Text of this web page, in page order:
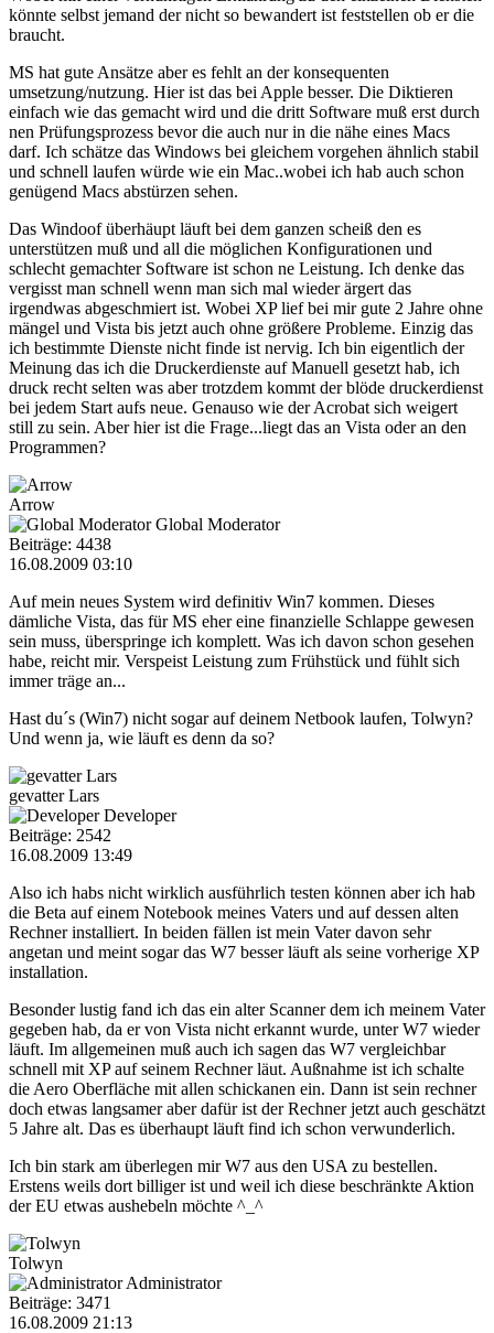
könnte selbst jemand der nicht so bewandert ist feststellen ob er die
braucht.
MS hat gute Ansätze aber es fehlt an der konsequenten
umsetzung/nutzung. Hier ist das bei Apple besser. Die Diktieren
einfach wie das gemacht wird und die dritt Software muß erst durch
nen Prüfungsprozess bevor die auch nur in die nähe eines Macs
darf. Ich schätze das Windows bei gleichem vorgehen ähnlich stabil
und schnell laufen würde wie ein Mac..wobei ich hab auch schon
genügend Macs abstürzen sehen.
Das Windoof überhäupt läuft bei dem ganzen scheiß den es
unterstützen muß und all die möglichen Konfigurationen und
schlecht gemachter Software ist schon ne Leistung. Ich denke das
vergisst man schnell wenn man sich mal wieder ärgert das
irgendwas abgeschmiert ist. Wobei XP lief bei mir gute 2 Jahre ohne
mängel und Vista bis jetzt auch ohne größere Probleme. Einzig das
ich bestimmte Dienste nicht finde ist nervig. Ich bin eigentlich der
Meinung das ich die Druckerdienste auf Manuell gesetzt hab, ich
druck recht selten was aber trotzdem kommt der blöde druckerdienst
bei jedem Start aufs neue. Genauso wie der Acrobat sich weigert
still zu sein. Aber hier ist die Frage...liegt das an Vista oder an den
Programmen?
Arrow
Global Moderator
Beiträge: 4438
16.08.2009 03:10
Auf mein neues System wird definitiv Win7 kommen. Dieses
dämliche Vista, das für MS eher eine finanzielle Schlappe gewesen
sein muss, überspringe ich komplett. Was ich davon schon gesehen
habe, reicht mir. Verspeist Leistung zum Frühstück und fühlt sich
immer träge an...
Hast du´s (Win7) nicht sogar auf deinem Netbook laufen, Tolwyn?
Und wenn ja, wie läuft es denn da so?
gevatter Lars
Developer
Beiträge: 2542
16.08.2009 13:49
Also ich habs nicht wirklich ausführlich testen können aber ich hab
die Beta auf einem Notebook meines Vaters und auf dessen alten
Rechner installiert. In beiden fällen ist mein Vater davon sehr
angetan und meint sogar das W7 besser läuft als seine vorherige XP
installation.
Besonder lustig fand ich das ein alter Scanner dem ich meinem Vater
gegeben hab, da er von Vista nicht erkannt wurde, unter W7 wieder
läuft. Im allgemeinen muß auch ich sagen das W7 vergleichbar
schnell mit XP auf seinem Rechner läut. Außnahme ist ich schalte
die Aero Oberfläche mit allen schickanen ein. Dann ist sein rechner
doch etwas langsamer aber dafür ist der Rechner jetzt auch geschätzt
5 Jahre alt. Das es überhaupt läuft find ich schon verwunderlich.
Ich bin stark am überlegen mir W7 aus den USA zu bestellen.
Erstens weils dort billiger ist und weil ich diese beschränkte Aktion
der EU etwas aushebeln möchte ^_^
Tolwyn
Administrator
Beiträge: 3471
16.08.2009 21:13